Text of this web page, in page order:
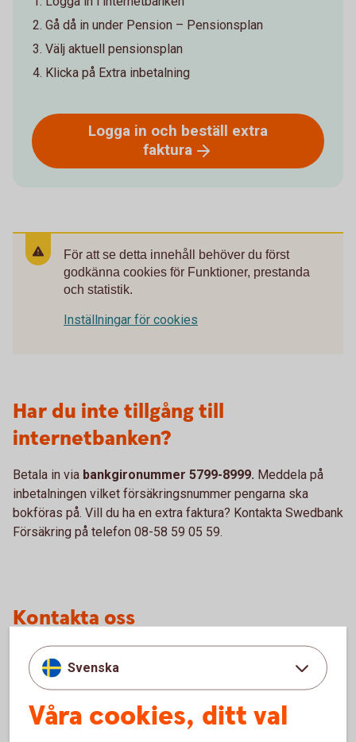
Gå då in under Pension – Pensionsplan
Välj aktuell pensionsplan
Klicka på Extra inbetalning
Logga in och beställ extra
faktura
För att se detta innehåll behöver du först
godkänna cookies för Funktioner, prestanda
och statistik.
Inställningar för cookies
Har du inte tillgång till
internetbanken?
Betala in via bankgironummer 5799-8999. Meddela på
inbetalningen vilket försäkringsnummer pengarna ska
bokföras på. Vill du ha en extra faktura? Kontakta Swedbank
Försäkring på telefon 08-58 59 05 59.
Kontakta oss
Besök oss
Välkommen till ett av våra kontor så hjälper vi dig.
Svenska
Våra cookies, ditt val